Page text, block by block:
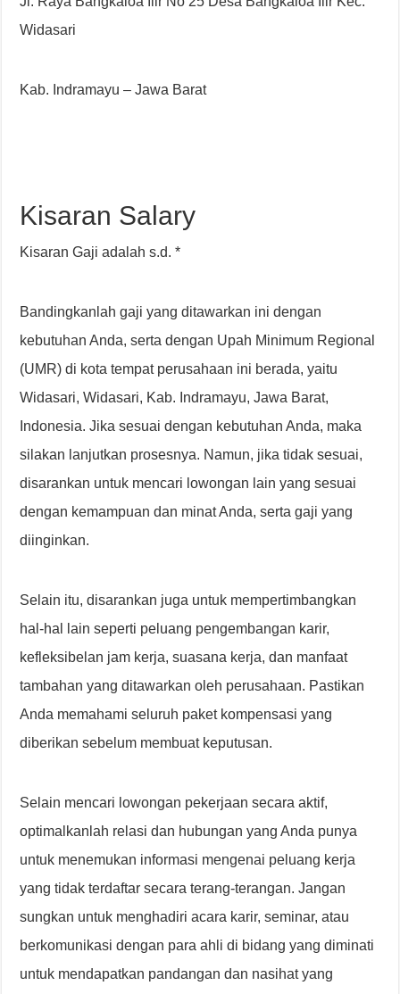
Widasari
Kab. Indramayu – Jawa Barat
Kisaran Salary
Kisaran Gaji adalah s.d. *
Bandingkanlah gaji yang ditawarkan ini dengan
kebutuhan Anda, serta dengan Upah Minimum Regional
(UMR) di kota tempat perusahaan ini berada, yaitu
Widasari, Widasari, Kab. Indramayu, Jawa Barat,
Indonesia. Jika sesuai dengan kebutuhan Anda, maka
silakan lanjutkan prosesnya. Namun, jika tidak sesuai,
disarankan untuk mencari lowongan lain yang sesuai
dengan kemampuan dan minat Anda, serta gaji yang
diinginkan.
Selain itu, disarankan juga untuk mempertimbangkan
hal-hal lain seperti peluang pengembangan karir,
kefleksibelan jam kerja, suasana kerja, dan manfaat
tambahan yang ditawarkan oleh perusahaan. Pastikan
Anda memahami seluruh paket kompensasi yang
diberikan sebelum membuat keputusan.
Selain mencari lowongan pekerjaan secara aktif,
optimalkanlah relasi dan hubungan yang Anda punya
untuk menemukan informasi mengenai peluang kerja
yang tidak terdaftar secara terang-terangan. Jangan
sungkan untuk menghadiri acara karir, seminar, atau
berkomunikasi dengan para ahli di bidang yang diminati
untuk mendapatkan pandangan dan nasihat yang